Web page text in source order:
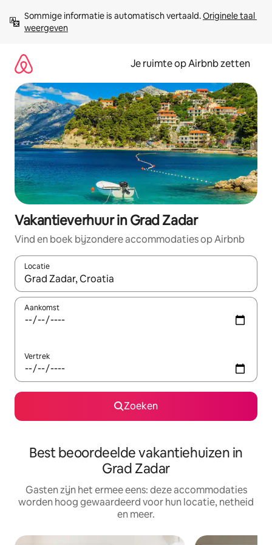
direct
naar
Sommige informatie is automatisch vertaald. Originele taal
weergeven
Je ruimte op Airbnb zetten
Vakantieverhuur in Grad Zadar
Vind en boek bijzondere accommodaties op Airbnb
Locatie
Wanneer er suggesties beschikbaar zijn, maak je een keuze
Aankomst
Vertrek
Zoeken
Best beoordeelde vakantiehuizen in
Grad Zadar
Gasten zijn het ermee eens: deze accommodaties
worden hoog gewaardeerd voor hun locatie, netheid
en meer.